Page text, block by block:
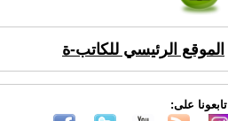
الموقع الرئيسي للكاتب-ة
تابعونا على: